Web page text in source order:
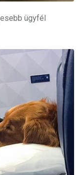
ügyfél